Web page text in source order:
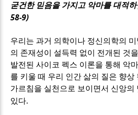
굳건한 믿음을 가지고 악마를 대적
58-9)
우리는 과거 의학이나 정신의학의
의 존재성이 설득력 없이 전개된 것
발전된 사이코 펙스 이론을 통해 악
를 키울 때 우리 인간 삶의 질은 향상
가르침을 실천으로 보이면서 신앙의
있다.